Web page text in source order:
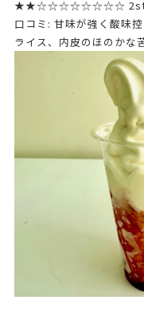
★★☆☆☆☆☆☆☆☆
口コミ: 甘味が強く酸味
ライス、内皮のほのかな